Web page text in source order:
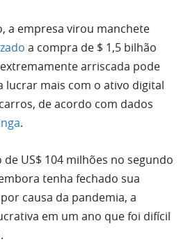
a empresa virou manchete
a compra de $ 1,5 bilhão
arriscada pode
mais com o ativo digital
de acordo com dados
.
US$ 104 milhões no segundo
tenha fechado sua
causa da pandemia, a
em um ano que foi difícil